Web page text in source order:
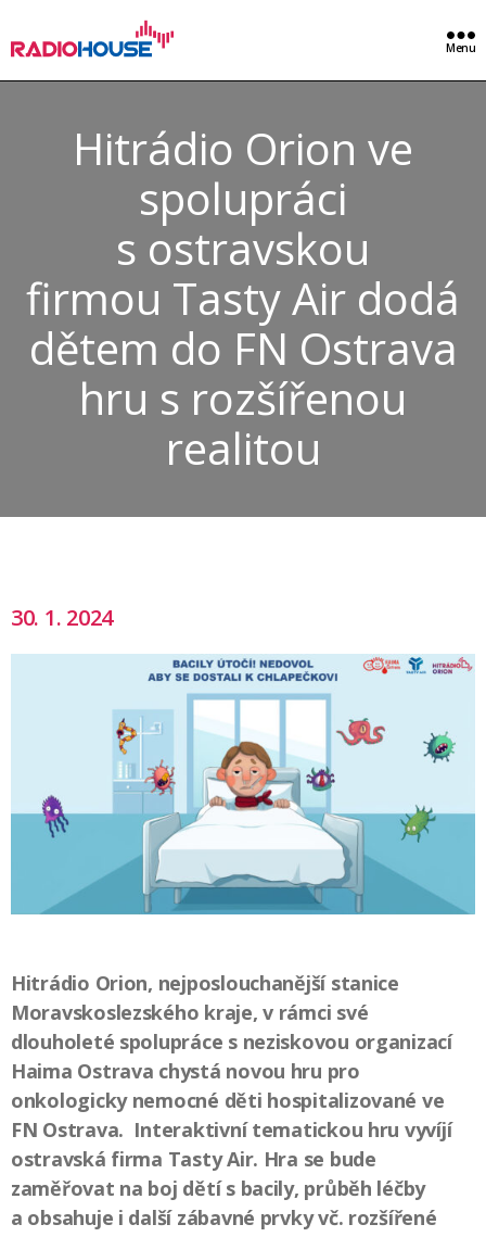
Menu
Hitrádio Orion ve
spolupráci
s ostravskou
firmou Tasty Air dodá
dětem do FN Ostrava
hru s rozšířenou
realitou
30. 1. 2024
Hitrádio Orion, nejposlouchanější stanice
Moravskoslezského kraje, v rámci své
dlouholeté spolupráce s neziskovou organizací
Haima Ostrava chystá novou hru pro
onkologicky nemocné děti hospitalizované ve
FN Ostrava. Interaktivní tematickou hru vyvíjí
ostravská firma Tasty Air. Hra se bude
zaměřovat na boj dětí s bacily, průběh léčby
a obsahuje i další zábavné prvky vč. rozšířené